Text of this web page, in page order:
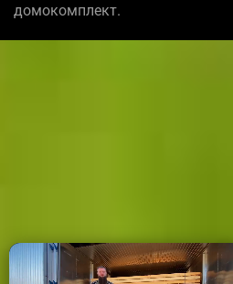
домокомплект.